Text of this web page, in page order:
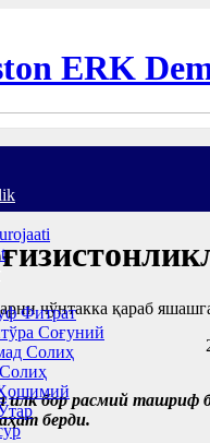
Фитрат
Соғуний
Солиҳ
илк бор расмий ташриф
берди.